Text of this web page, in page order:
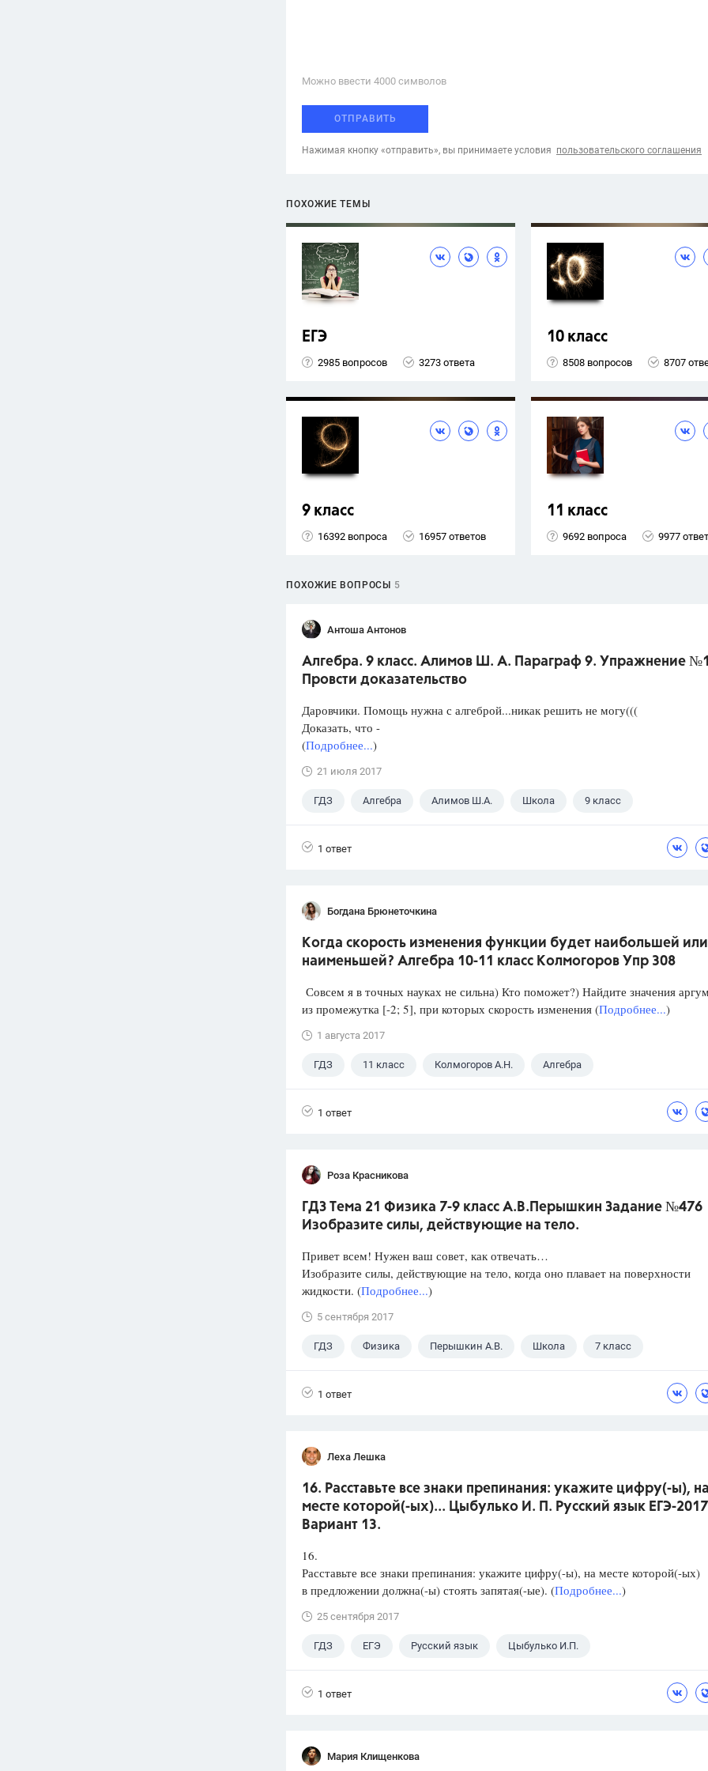
Можно ввести 4000 cимволов
ОТПРАВИТЬ
Нажимая кнопку «отправить», вы принимаете условия пользовательского соглашения
ПОХОЖИЕ ТЕМЫ
ЕГЭ
2985 вопросов 3273 ответа
10 класс
8508 вопросов 8707
9 класс
16392 вопроса 16957 ответов
11 класс
9692 вопроса 9977
ПОХОЖИЕ ВОПРОСЫ 5
Антоша Антонов
Алгебра. 9 класс. Алимов Ш. А. Параграф 9. Упражнение
Провсти доказательство
Даровчики. Помощь нужна с алгеброй...никак решить не могу(((
Доказать, что -
(Подробнее...)
21 июля 2017
ГДЗ Алгебра Алимов Ш.А. Школа 9 класс
1 ответ
Богдана Брюнеточкина
Когда скорость изменения функции будет наибольшей или
наименьшей? Алгебра 10-11 класс Колмогоров Упр 308
Совсем я в точных науках не сильна) Кто поможет?) Найдите значения
из промежутка [-2; 5], при которых скорость изменения (Подробнее...)
1 августа 2017
ГДЗ 11 класс Колмогоров А.Н. Алгебра
1 ответ
Роза Красникова
ГДЗ Тема 21 Физика 7-9 класс А.В.Перышкин Задание №476
Изобразите силы, действующие на тело.
Привет всем! Нужен ваш совет, как отвечать…
Изобразите силы, действующие на тело, когда оно плавает на поверхности
жидкости. (Подробнее...)
5 сентября 2017
ГДЗ Физика Перышкин А.В. Школа 7 класс
1 ответ
Леха Лешка
16. Расставьте все знаки препинания: укажите цифру(-ы), на
месте которой(-ых)... Цыбулько И. П. Русский язык ЕГЭ-
Вариант 13.
16.
Расставьте все знаки препинания: укажите цифру(-ы), на месте которой(-ых)
в предложении должна(-ы) стоять запятая(-ые). (Подробнее...)
25 сентября 2017
ГДЗ ЕГЭ Русский язык Цыбулько И.П.
1 ответ
Мария Клищенкова